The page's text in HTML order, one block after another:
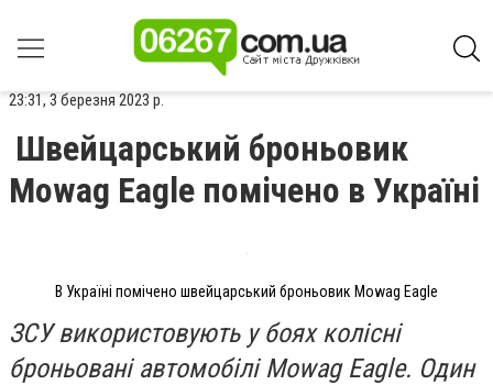
23:31, 3 березня 2023 р.
Швейцарський броньовик
Mowag Eagle помічено в Україні
В Україні помічено швейцарський броньовик Mowag Eagle
ЗСУ використовують у боях колісні
броньовані автомобілі Mowag Eagle. Один